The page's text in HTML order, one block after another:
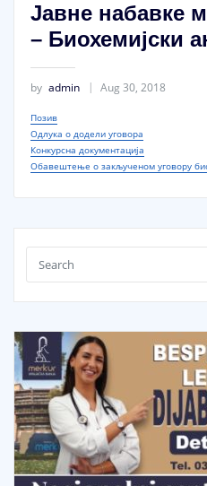
Јавне набавке
– Биохемијски
by admin Aug 30, 2018
Позив
Одлука о додели уговора
Конкурсна документација
Обавештење о закљученом уговору